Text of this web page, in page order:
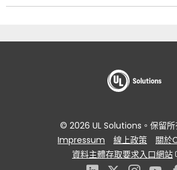
© 2026 UL Solutions。保留所
Impressum
線上政策
關於
資料主體存取要求入口網站